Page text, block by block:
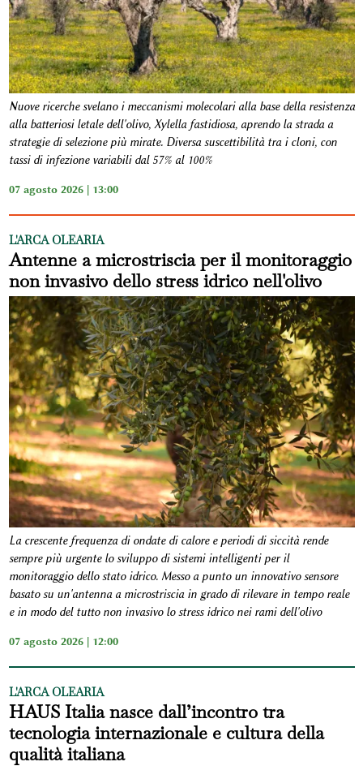
Nuove ricerche svelano i meccanismi molecolari alla base della resistenza
alla batteriosi letale dell'olivo, Xylella fastidiosa, aprendo la strada a
strategie di selezione più mirate. Diversa suscettibilità tra i cloni, con
tassi di infezione variabili dal 57% al 100%
07 agosto 2026 | 13:00
L'ARCA OLEARIA
Antenne a microstriscia per il monitoraggio
non invasivo dello stress idrico nell'olivo
La crescente frequenza di ondate di calore e periodi di siccità rende
sempre più urgente lo sviluppo di sistemi intelligenti per il
monitoraggio dello stato idrico. Messo a punto un innovativo sensore
basato su un'antenna a microstriscia in grado di rilevare in tempo reale
e in modo del tutto non invasivo lo stress idrico nei rami dell'olivo
07 agosto 2026 | 12:00
L'ARCA OLEARIA
HAUS Italia nasce dall’incontro tra
tecnologia internazionale e cultura della
qualità italiana